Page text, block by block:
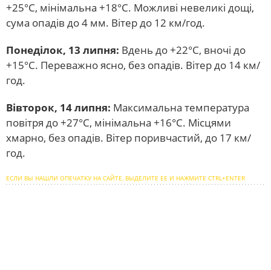
+25°С, мінімальна +18°С. Можливі невеликі дощі,
сума опадів до 4 мм. Вітер до 12 км/год.
Понеділок, 13 липня: Вдень до +22°С, вночі до
+15°С. Переважно ясно, без опадів. Вітер до 14 км/
год.
Вівторок, 14 липня: Максимальна температура
повітря до +27°С, мінімальна +16°С. Місцями
хмарно, без опадів. Вітер поривчастий, до 17 км/
год.
ЕСЛИ ВЫ НАШЛИ ОПЕЧАТКУ НА САЙТЕ, ВЫДЕЛИТЕ ЕЕ И НАЖМИТЕ CTRL+ENTER